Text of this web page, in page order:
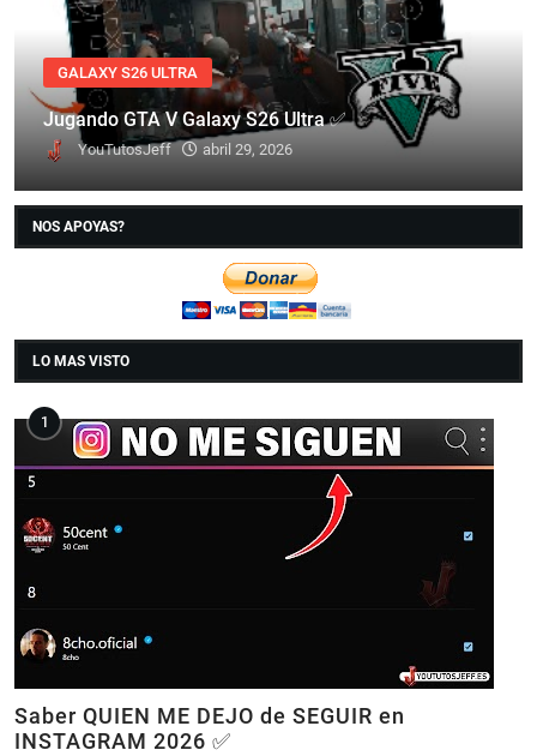
GALAXY S26 ULTRA
Jugando GTA V Galaxy S26 Ultra ✅
YouTutosJeff abril 29, 2026
NOS APOYAS?
LO MAS VISTO
Saber QUIEN ME DEJO de SEGUIR en
INSTAGRAM 2026 ✅